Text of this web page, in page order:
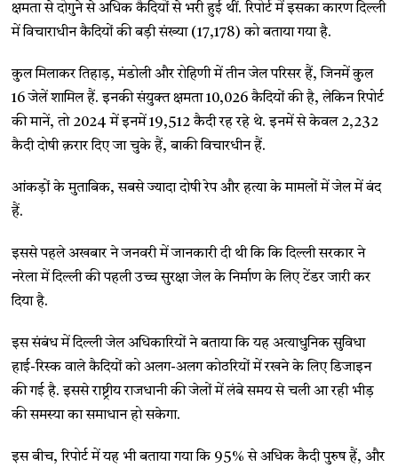
क्षमता से दोगुने से अधिक कैदियों से भरी हुई थीं. रिपोर्ट में इसका कारण दिल्ली
में विचाराधीन कैदियों की बड़ी संख्या (17,178) को बताया गया है.
कुल मिलाकर तिहाड़, मंडोली और रोहिणी में तीन जेल परिसर हैं, जिनमें कुल
16 जेलें शामिल हैं. इनकी संयुक्त क्षमता 10,026 कैदियों की है, लेकिन रिपोर्ट
की मानें, तो 2024 में इनमें 19,512 कैदी रह रहे थे. इनमें से केवल 2,232
कैदी दोषी क़रार दिए जा चुके हैं, बाकी विचारधीन हैं.
आंकड़ों के मुताबिक, सबसे ज्यादा दोषी रेप और हत्या के मामलों में जेल में बंद
हैं.
इससे पहले अखबार ने जनवरी में जानकारी दी थी कि कि दिल्ली सरकार ने
नरेला में दिल्ली की पहली उच्च सुरक्षा जेल के निर्माण के लिए टेंडर जारी कर
दिया है.
इस संबंध में दिल्ली जेल अधिकारियों ने बताया कि यह अत्याधुनिक सुविधा
हाई-रिस्क वाले कैदियों को अलग-अलग कोठरियों में रखने के लिए डिजाइन
की गई है. इससे राष्ट्रीय राजधानी की जेलों में लंबे समय से चली आ रही भीड़
की समस्या का समाधान हो सकेगा.
इस बीच, रिपोर्ट में यह भी बताया गया कि 95% से अधिक कैदी पुरुष हैं, और